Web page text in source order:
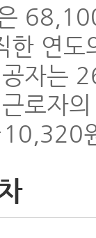
한 연
자는
로자